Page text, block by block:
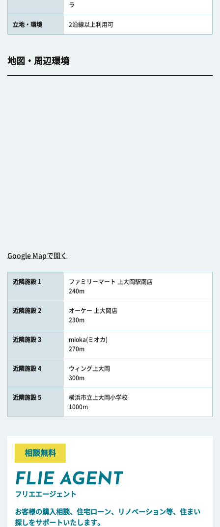
ラ
立地・環境 2沿線以上利用可
地図・周辺環境
Google Mapで開く
近隣施設 1
ファミリーマート 上大岡駅南店
240m
近隣施設 2
オーケー 上大岡店
230m
近隣施設 3
mioka(ミオカ)
270m
近隣施設 4
ウィング上大岡
300m
近隣施設 5
横浜市立上大岡小学校
1000m
相談無料
FLIE AGENT
フリエエージェント
お客様の購入相談、住宅ローン、リノベーション等、住まい
探しをサポートいたします。